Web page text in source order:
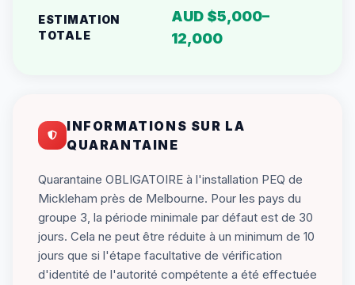
ESTIMATION
TOTALE
AUD $5,000–
12,000
INFORMATIONS SUR LA
QUARANTAINE
Quarantaine OBLIGATOIRE à l'installation PEQ de
Mickleham près de Melbourne. Pour les pays du
groupe 3, la période minimale par défaut est de 30
jours. Cela ne peut être réduite à un minimum de 10
jours que si l'étape facultative de vérification
d'identité de l'autorité compétente a été effectuée